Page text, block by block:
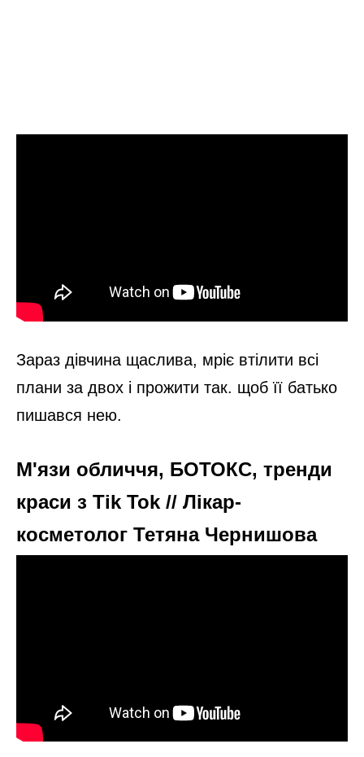
Зараз дівчина щаслива, мріє втілити всі
плани за двох і прожити так. щоб її батько
пишався нею.
М'язи обличчя, БОТОКС, тренди
краси з Tik Tok // Лікар-
косметолог Тетяна Чернишова